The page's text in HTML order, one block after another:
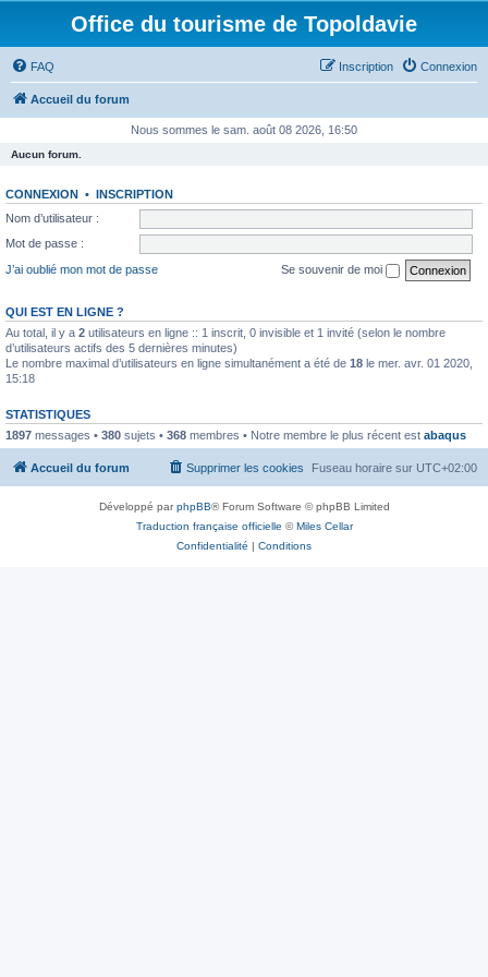
Office du tourisme de Topoldavie
FAQ Connexion
Inscription
Accueil du forum
Nous sommes le sam. août 08 2026, 16:50
Aucun forum.
CONNEXION • INSCRIPTION
Nom d’utilisateur :
Mot de passe :
J’ai oublié mon mot de passe
Se souvenir de moi
QUI EST EN LIGNE ?
Au total, il y a 2 utilisateurs en ligne :: 1 inscrit, 0 invisible et 1 invité (selon le nombre
d’utilisateurs actifs des 5 dernières minutes)
Le nombre maximal d’utilisateurs en ligne simultanément a été de 18 le mer. avr. 01 2020,
15:18
STATISTIQUES
1897 messages • 380 sujets • 368 membres • Notre membre le plus récent est abaqus
Accueil du forum Fuseau horaire sur UTC+02:00
Supprimer les cookies
Développé parphpBB® Forum Software © phpBB Limited
Traduction française officielle ©Miles Cellar
Confidentialité | Conditions